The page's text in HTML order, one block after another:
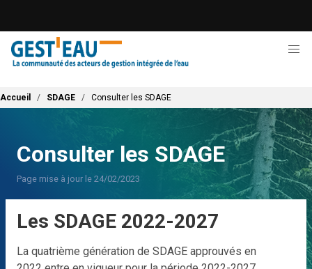
contenu
principal
Fil d'Ariane
Accueil SDAGE Consulter les SDAGE
Consulter les SDAGE
Page mise à jour le 24/02/2023
Les SDAGE 2022-2027
La quatrième génération de SDAGE approuvés en